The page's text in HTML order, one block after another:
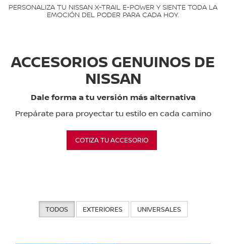
PERSONALIZA TU NISSAN X-TRAIL E-POWER Y SIENTE TODA LA
EMOCIÓN DEL PODER PARA CADA HOY.
ACCESORIOS GENUINOS DE
NISSAN
Dale forma a tu versión más alternativa
Prepárate para proyectar tu estilo en cada camino
COTIZA TU ACCESORIO
TODOS EXTERIORES UNIVERSALES